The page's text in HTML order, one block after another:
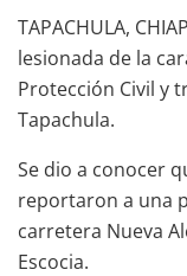
TAPACHULA,
lesionada de la
Protección Civil y
Tapachula.
Se dio a conocer
reportaron a una
carretera Nueva
Escocia.